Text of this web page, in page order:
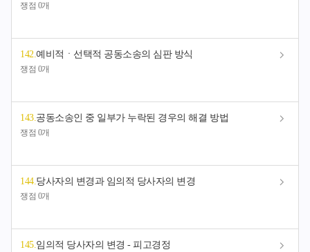
쟁점 0개
142.예비적ㆍ선택적 공동소송의 심판 방식
쟁점 0개
143.공동소송인 중 일부가 누락된 경우의 해결 방법
쟁점 0개
144.당사자의 변경과 임의적 당사자의 변경
쟁점 0개
145.임의적 당사자의 변경 - 피고경정